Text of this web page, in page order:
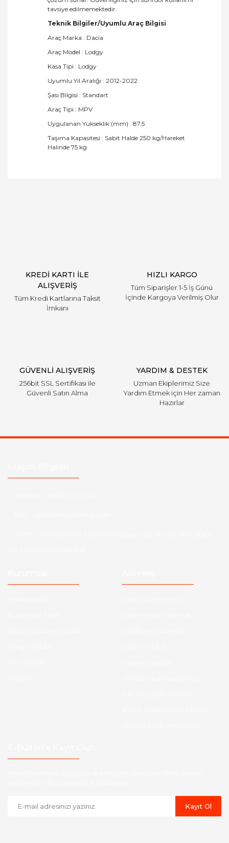
tavsiye edilmemektedir.
Teknik Bilgiler/Uyumlu Araç Bilgisi
Araç Marka : Dacia
Araç Model : Lodgy
Kasa Tipi : Lodgy
Uyumlu Yıl Aralığı : 2012-2022
Şasi Bilgisi : Standart
Araç Tipi : MPV
Uygulanan Yükseklik (mm) : 87,5
Taşıma Kapasitesi : Sabit Halde 250 kg/Hareket
Halinde 75 kg
KREDİ KARTI İLE
ALIŞVERİŞ
Tüm Kredi Kartlarına Taksit
İmkanı
HIZLI KARGO
Tüm Siparişler 1-5 İş Günü
İçinde Kargoya Verilmiş Olur
GÜVENLİ ALIŞVERİŞ
256bit SSL Sertifikası ile
Güvenli Satın Alma
YARDIM & DESTEK
Uzman Ekiplerimiz Size
Yardım Etmek için Her zaman
Hazırlar
Kayıt Ol